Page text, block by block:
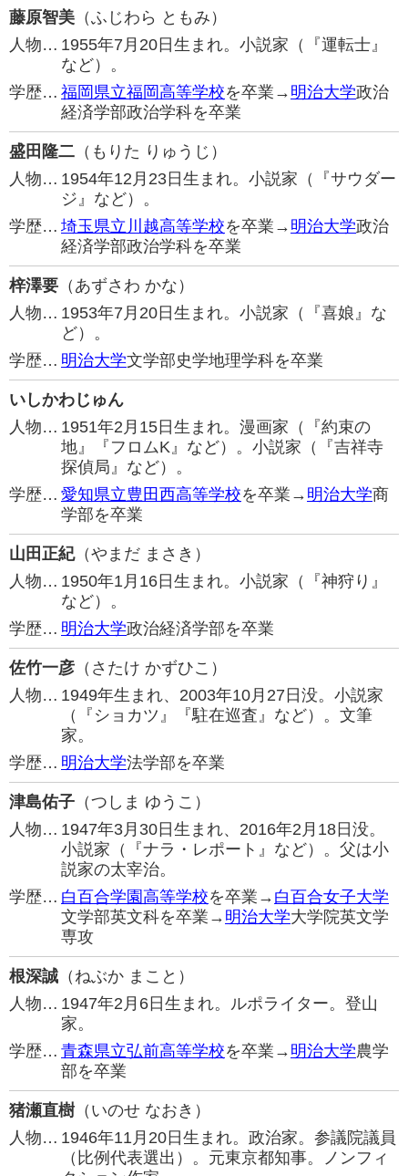
藤原智美 （ふじわら ともみ）
人物… 1955年7月20日生まれ。小説家（『運転士』
など）。
学歴… 福岡県立福岡高等学校を卒業→ 明治大学政治
経済学部政治学科を卒業
盛田隆二 （もりた りゅうじ）
人物… 1954年12月23日生まれ。小説家（『サウダー
ジ』など）。
学歴… 埼玉県立川越高等学校を卒業→ 明治大学政治
経済学部政治学科を卒業
梓澤要 （あずさわ かな）
人物… 1953年7月20日生まれ。小説家（『喜娘』な
ど）。
学歴… 明治大学文学部史学地理学科を卒業
いしかわじゅん
人物… 1951年2月15日生まれ。漫画家（『約束の
地』『フロムK』など）。小説家（『吉祥寺
探偵局』など）。
学歴… 愛知県立豊田西高等学校を卒業→ 明治大学商
学部を卒業
山田正紀（やまだ まさき）
人物… 1950年1月16日生まれ。小説家（『神狩り』
など）。
学歴… 明治大学政治経済学部を卒業
佐竹一彦 （さたけ かずひこ）
人物… 1949年生まれ、2003年10月27日没。小説家
（『ショカツ』『駐在巡査』など）。文筆
家。
学歴… 明治大学法学部を卒業
津島佑子 （つしま ゆうこ）
人物… 1947年3月30日生まれ、2016年2月18日没。
小説家（『ナラ・レポート』など）。父は小
説家の太宰治。
学歴… 白百合学園高等学校を卒業→ 白百合女子大学
文学部英文科を卒業→ 明治大学大学院英文学
専攻
根深誠 （ねぶか まこと）
人物… 1947年2月6日生まれ。ルポライター。登山
家。
学歴… 青森県立弘前高等学校を卒業→ 明治大学農学
部を卒業
猪瀬直樹（いのせ なおき）
人物… 1946年11月20日生まれ。政治家。参議院議員
（比例代表選出）。元東京都知事。ノンフィ